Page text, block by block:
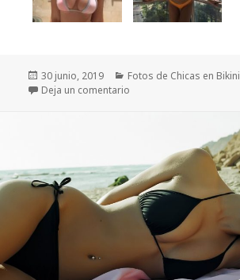
Publicado
el
30 junio, 2019 Categorías
Fotos de Chicas en Bikini
Deja un comentario